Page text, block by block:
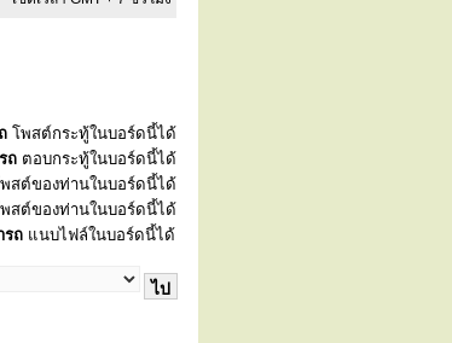
โพสต์กระทู้ในบอร์ดนี้ได้
ถ ตอบกระทู้ในบอร์ดนี้ได้
สต์ของท่านในบอร์ดนี้ได้
สต์ของท่านในบอร์ดนี้ได้
รถ แนบไฟล์ในบอร์ดนี้ได้